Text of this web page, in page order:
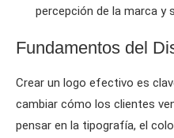
percepción de la marca y
Fundamentos del
Crear un logo efectivo es
cambiar cómo los clientes
pensar en la tipografía, el